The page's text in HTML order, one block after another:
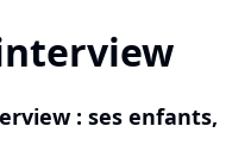
: ses enfants,